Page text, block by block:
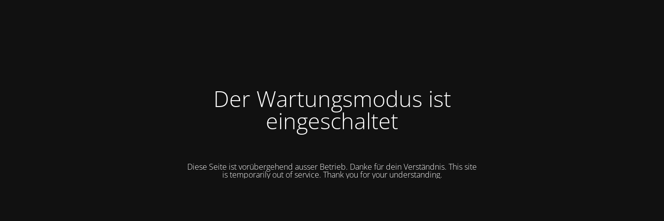
Der Wartungsmodus ist
eingeschaltet
Diese Seite ist vorübergehend ausser Betrieb. Danke für dein Verständnis. This site
is temporarily out of service. Thank you for your understanding.